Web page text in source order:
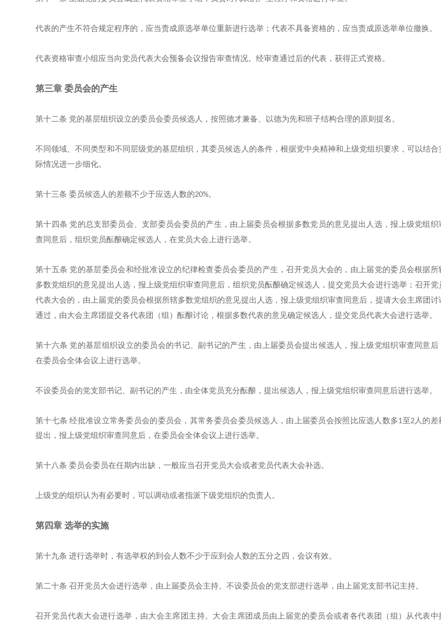
代表的产生不符合规定程序的，应当责成原选举单位重新进行选举；代表不具备资格的，应当责成原选举单位撤换。
代表资格审查小组应当向党员代表大会预备会议报告审查情况。经审查通过后的代表，获得正式资格。
第三章 委员会的产生
第十二条 党的基层组织设立的委员会委员候选人，按照德才兼备、以德为先和班子结构合理的原则提名。
不同领域、不同类型和不同层级党的基层组织，其委员候选人的条件，根据党中央精神和上级党组织要求，可以结合
际情况进一步细化。
第十三条 委员候选人的差额不少于应选人数的20%。
第十四条 党的总支部委员会、支部委员会委员的产生，由上届委员会根据多数党员的意见提出人选，报上级党组织
查同意后，组织党员酝酿确定候选人，在党员大会上进行选举。
第十五条 党的基层委员会和经批准设立的纪律检查委员会委员的产生，召开党员大会的，由上届党的委员会根据所
多数党组织的意见提出人选，报上级党组织审查同意后，组织党员酝酿确定候选人，提交党员大会进行选举；召开党
代表大会的，由上届党的委员会根据所辖多数党组织的意见提出人选，报上级党组织审查同意后，提请大会主席团讨
通过，由大会主席团提交各代表团（组）酝酿讨论，根据多数代表的意见确定候选人，提交党员代表大会进行选举。
第十六条 党的基层组织设立的委员会的书记、副书记的产生，由上届委员会提出候选人，报上级党组织审查同意后
在委员会全体会议上进行选举。
不设委员会的党支部书记、副书记的产生，由全体党员充分酝酿，提出候选人，报上级党组织审查同意后进行选举。
第十七条 经批准设立常务委员会的委员会，其常务委员会委员候选人，由上届委员会按照比应选人数多1至2人的差
提出，报上级党组织审查同意后，在委员会全体会议上进行选举。
第十八条 委员会委员在任期内出缺，一般应当召开党员大会或者党员代表大会补选。
上级党的组织认为有必要时，可以调动或者指派下级党组织的负责人。
第四章 选举的实施
第十九条 进行选举时，有选举权的到会人数不少于应到会人数的五分之四，会议有效。
第二十条 召开党员大会进行选举，由上届委员会主持。不设委员会的党支部进行选举，由上届党支部书记主持。
召开党员代表大会进行选举，由大会主席团主持。大会主席团成员由上届党的委员会或者各代表团（组）从代表中